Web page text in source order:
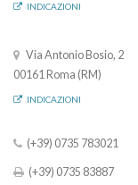
INDICAZIONI
Via Antonio Bosio, 2
00161 Roma (RM)
INDICAZIONI
(+39) 0735 783021
(+39) 0735 83887